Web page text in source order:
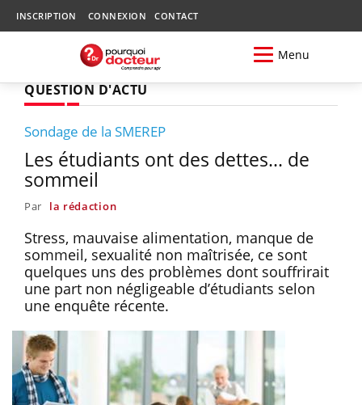
INSCRIPTION CONNEXION CONTACT
Menu
QUESTION D'ACTU
Sondage de la SMEREP
Les étudiants ont des dettes... de
sommeil
Par la rédaction
Stress, mauvaise alimentation, manque de
sommeil, sexualité non maîtrisée, ce sont
quelques uns des problèmes dont souffrirait
une part non négligeable d’étudiants selon
une enquête récente.